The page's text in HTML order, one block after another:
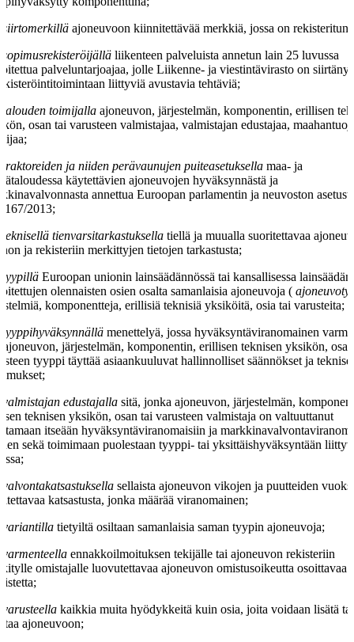
siirtomerkillä ajoneuvoon kiinnitettävää merkkiä, jossa on
sopimusrekisteröijällä liikenteen palveluista annetun lain 25 luvussa
palveluntarjoajaa, jolle Liikenne- ja viestintävirasto on
liittyviä avustavia tehtäviä;
talouden toimijalla ajoneuvon, järjestelmän, komponentin, erillisen
osan tai varusteen valmistajaa, valmistajan edustajaa,
traktoreiden ja niiden perävaunujen puiteasetuksella maa- ja
käytettävien ajoneuvojen hyväksynnästä ja
annettua Euroopan parlamentin ja neuvoston
167/2013;
teknisellä tienvarsitarkastuksella tiellä ja muualla suoritettavaa
ja rekisteriin merkittyjen tietojen tarkastusta;
tyypillä Euroopan unionin lainsäädännössä tai kansallisessa
olennaisten osien osalta samanlaisia ajoneuvoja (
komponentteja, erillisiä teknisiä yksiköitä, osia tai varusteita;
tyyppihyväksynnällä menettelyä, jossa hyväksyntäviranomainen
ajoneuvon, järjestelmän, komponentin, erillisen teknisen yksikön,
tyyppi täyttää asiaankuuluvat hallinnolliset säännökset ja
valmistajan edustajalla sitä, jonka ajoneuvon, järjestelmän,
teknisen yksikön, osan tai varusteen valmistaja on valtuuttanut
itseään hyväksyntäviranomaisiin ja
sekä toimimaan puolestaan tyyppi- tai yksittäishyväksyntään
valvontakatsastuksella sellaista ajoneuvon vikojen ja puutteiden
katsastusta, jonka määrää viranomainen;
variantilla tietyiltä osiltaan samanlaisia saman tyypin ajoneuvoja;
varmenteella ennakkoilmoituksen tekijälle tai ajoneuvon rekisteriin
omistajalle luovutettavaa ajoneuvon omistusoikeutta osoittavaa
varusteella kaikkia muita hyödykkeitä kuin osia, joita voidaan lisätä tai
ajoneuvoon;